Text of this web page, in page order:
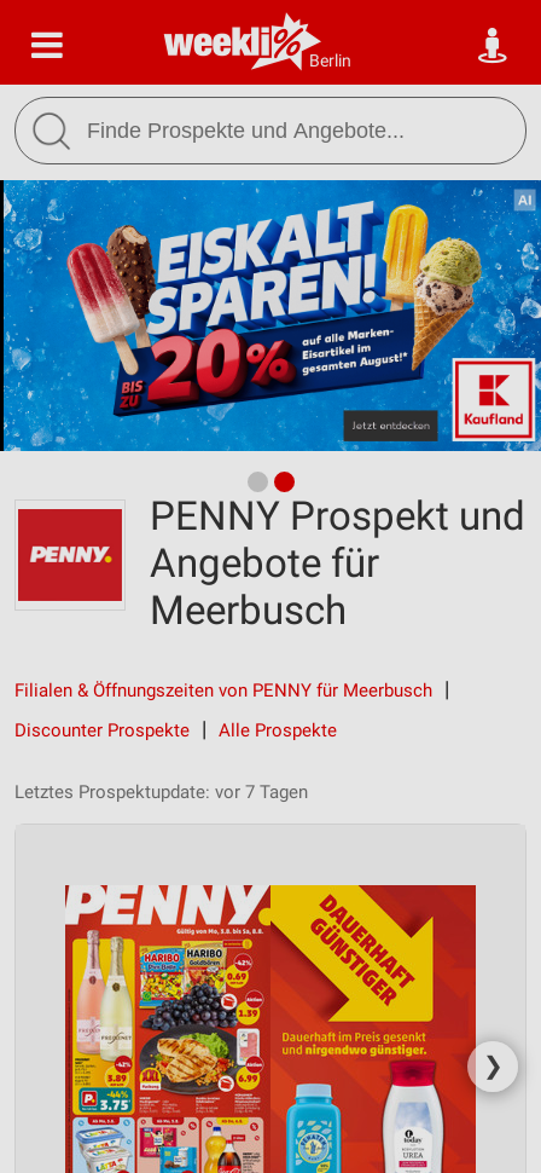
Berlin
PENNY Prospekt und
Angebote für
Meerbusch
Filialen & Öffnungszeiten von PENNY für Meerbusch
Discounter Prospekte
Alle Prospekte
Letztes Prospektupdate: vor 7 Tagen
❯